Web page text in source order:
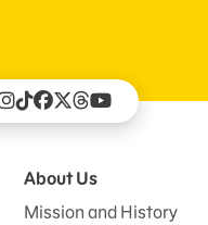
About Us
Mission and History